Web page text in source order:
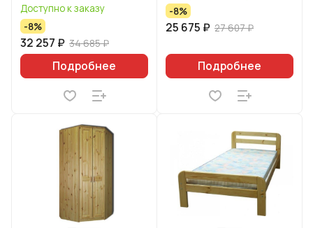
Доступно к заказу
-8%
32 257 ₽ 34 685 ₽
Подробнее
-8%
25 675 ₽ 27 607 ₽
Подробнее